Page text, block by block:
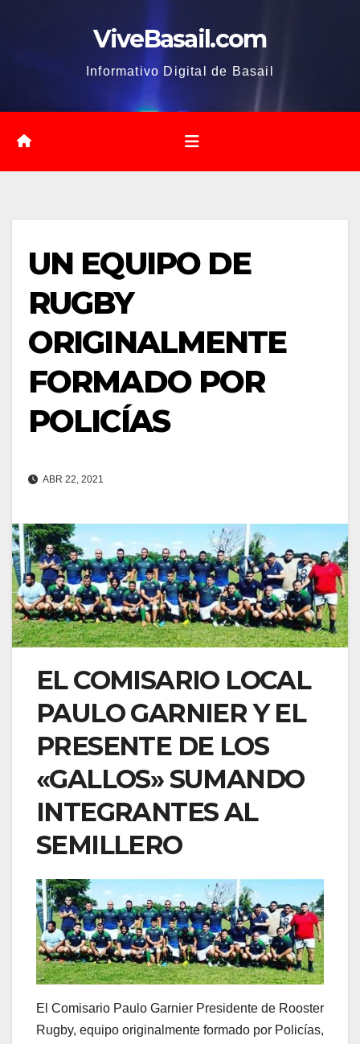
ViveBasail.com
Informativo Digital de Basail
UN EQUIPO DE
RUGBY
ORIGINALMENTE
FORMADO POR
POLICÍAS
ABR 22, 2021
EL COMISARIO LOCAL
PAULO GARNIER Y EL
PRESENTE DE LOS
«GALLOS» SUMANDO
INTEGRANTES AL
SEMILLERO
El Comisario Paulo Garnier Presidente de Rooster
Rugby, equipo originalmente formado por Policías,